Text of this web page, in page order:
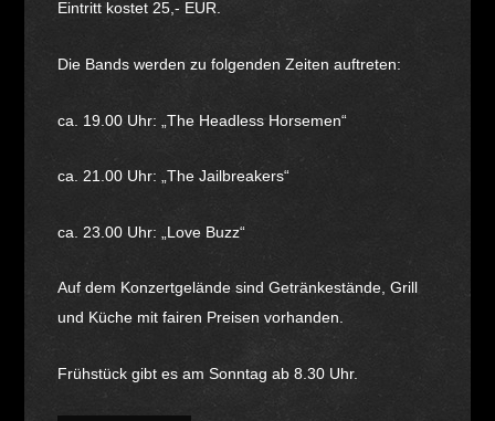
Eintritt kostet 25,- EUR.
Die Bands werden zu folgenden Zeiten auftreten:
ca. 19.00 Uhr: „The Headless Horsemen“
ca. 21.00 Uhr: „The Jailbreakers“
ca. 23.00 Uhr: „Love Buzz“
Auf dem Konzertgelände sind Getränkestände, Grill
und Küche mit fairen Preisen vorhanden.
Frühstück gibt es am Sonntag ab 8.30 Uhr.